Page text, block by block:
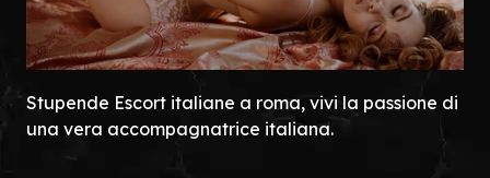
Stupende Escort italiane a roma, vivi la passione di
una vera accompagnatrice italiana.